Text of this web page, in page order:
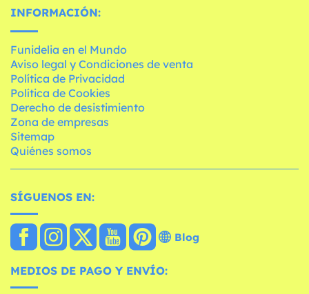
INFORMACIÓN:
Funidelia en el Mundo
Aviso legal y Condiciones de venta
Política de Privacidad
Política de Cookies
Derecho de desistimiento
Zona de empresas
Sitemap
Quiénes somos
SÍGUENOS EN:
Blog
MEDIOS DE PAGO Y ENVÍO: